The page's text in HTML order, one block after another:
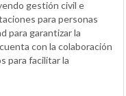
gestión civil e
para personas
para garantizar la
con la colaboración
para facilitar la